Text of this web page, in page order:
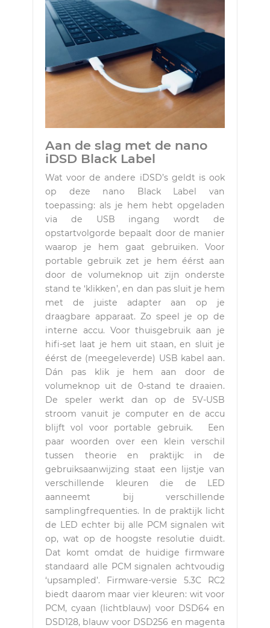
Aan de slag met de nano
iDSD Black Label
Wat voor de andere iDSD’s geldt is ook
op deze nano Black Label van
toepassing: als je hem hebt opgeladen
via de USB ingang wordt de
opstartvolgorde bepaalt door de manier
waarop je hem gaat gebruiken. Voor
portable gebruik zet je hem éérst aan
door de volumeknop uit zijn onderste
stand te ‘klikken’, en dan pas sluit je hem
met de juiste adapter aan op je
draagbare apparaat. Zo speel je op de
interne accu. Voor thuisgebruik aan je
hifi-set laat je hem uit staan, en sluit je
éérst de (meegeleverde) USB kabel aan.
Dán pas klik je hem aan door de
volumeknop uit de 0-stand te draaien.
De speler werkt dan op de 5V-USB
stroom vanuit je computer en de accu
blijft vol voor portable gebruik. Een
paar woorden over een klein verschil
tussen theorie en praktijk: in de
gebruiksaanwijzing staat een lijstje van
verschillende kleuren die de LED
aanneemt bij verschillende
samplingfrequenties. In de praktijk licht
de LED echter bij alle PCM signalen wit
op, wat op de hoogste resolutie duidt.
Dat komt omdat de huidige firmware
standaard alle PCM signalen achtvoudig
‘upsampled’. Firmware-versie 5.3C RC2
biedt daarom maar vier kleuren: wit voor
PCM, cyaan (lichtblauw) voor DSD64 en
DSD128, blauw voor DSD256 en magenta